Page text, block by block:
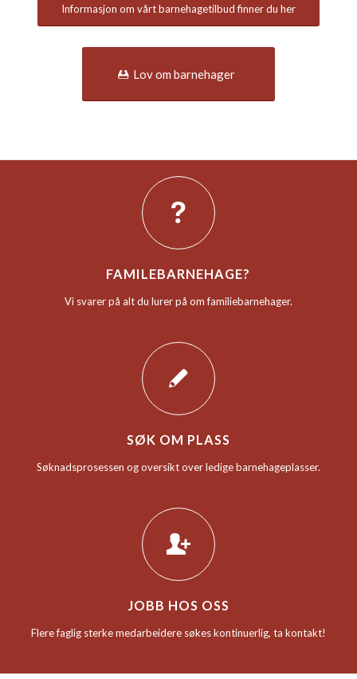
Informasjon om vårt barnehagetilbud finner du her
Lov om barnehager
FAMILEBARNEHAGE?
Vi svarer på alt du lurer på om familiebarnehager.
SØK OM PLASS
Søknadsprosessen og oversikt over ledige barnehageplasser.
JOBB HOS OSS
Flere faglig sterke medarbeidere søkes kontinuerlig, ta kontakt!